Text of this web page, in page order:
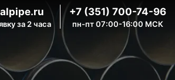
за 2 часа
+7 (351) 700-74-96
пн-пт 07:00-16:00 МСК